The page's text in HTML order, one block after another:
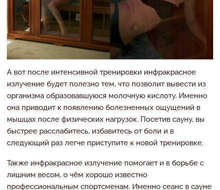
А вот после интенсивной тренировки инфракрасное
излучение будет полезно тем, что позволит вывести из
организма образовавшуюся молочную кислоту. Именно
она приводит к появлению болезненных ощущений в
мышцах после физических нагрузок. Посетив сауну, вы
быстрее расслабитесь, избавитесь от боли и в
следующий раз легче приступите к новой тренировке.
Также инфракрасное излучение помогает и в борьбе с
лишним весом, о чём хорошо известно
профессиональным спортсменам. Именно сеанс в сауне